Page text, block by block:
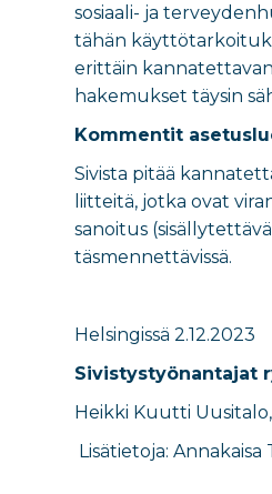
sosiaali- ja
tähän
erittäin
hakemukset täysin
Kommentit
Sivista pitää
liitteitä, jotka ovat
sanoitus
täsmennettävissä.
Helsingissä 2.12.2023
Sivistystyönantajat
Heikki Kuutti Uusitalo,
Lisätietoja: Annakaisa